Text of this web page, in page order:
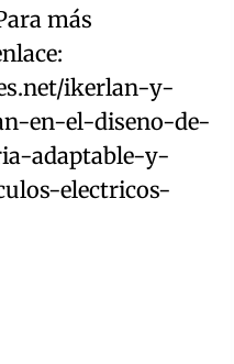
más
ikerlan-y-
en-el-diseno-de-
adaptable-y-
electricos-